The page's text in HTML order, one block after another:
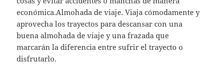
económica.Almohada de viaje. Viaja cómodamente y
aprovecha los trayectos para descansar con una
buena almohada de viaje y una frazada que
marcarán la diferencia entre sufrir el trayecto o
disfrutarlo.